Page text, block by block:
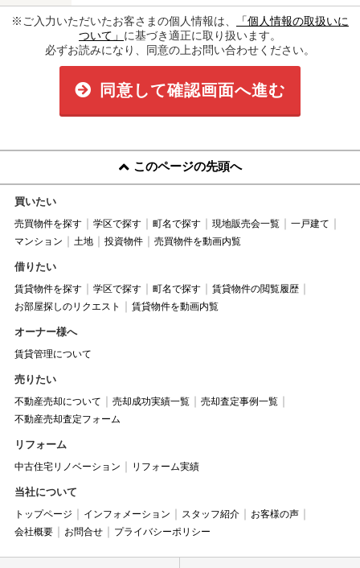
※ご入力いただいたお客さまの個人情報は、
「個人情報の取扱いに
ついて」 に基づき適正に取り扱います。
必ずお読みになり、同意の上お問い合わせください。
同意して確認画面へ進む
このページの先頭へ
買いたい
売買物件を探す 学区で探す 町名で探す 現地販売会一覧
一戸建て
マンション
土地 投資物件 売買物件を動画内覧
借りたい
賃貸物件を探す 学区で探す 町名で探す
賃貸物件の閲覧履歴
お部屋探しのリクエスト
賃貸物件を動画内覧
オーナー様へ
賃貸管理について
売りたい
不動産売却について 売却成功実績一覧
売却査定事例一覧
不動産売却査定フォーム
リフォーム
中古住宅リノベーション リフォーム実績
当社について
トップページ インフォメーション スタッフ紹介
お客様の声
会社概要
お問合せ プライバシーポリシー